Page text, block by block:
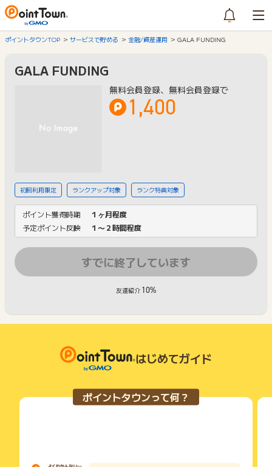
ポイントタウンTOP サービスで貯める 金融/資産運用 GALA FUNDING
GALA FUNDING
無料会員登録、無料会員登録で
1,400
初回利用限定 ランクアップ対象 ランク特典対象
ポイント獲得時期
１ヶ月程度
予定ポイント反映
１〜２時間程度
すでに終了しています
友達紹介 10%
はじめてガイド
ポイントタウンって何？